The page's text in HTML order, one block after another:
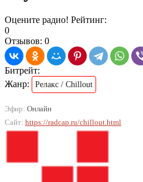
Оцените радио! Рейтинг:
0
Отзывов: 0
Битрейт:
Жанр:
Релакс / Chillout
Эфир: Онлайн
Сайт: https://radcap.ru/chillout.html